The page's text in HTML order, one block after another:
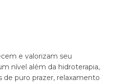
e valorizam seu
nível além da hidroterapia,
puro prazer, relaxamento